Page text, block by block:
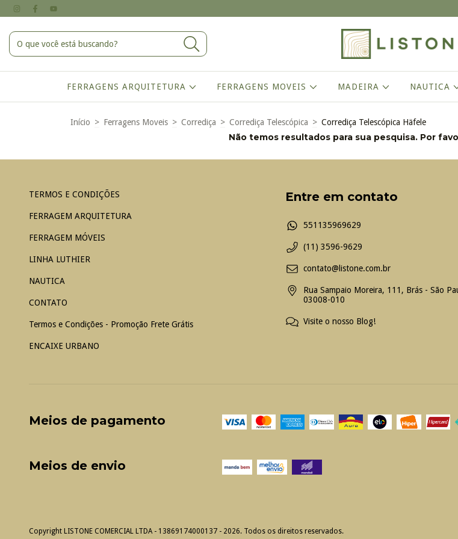
FERRAGENS ARQUITETURA FERRAGENS MOVEIS MADEIRA NAUTICA
Início > Ferragens Moveis > Corrediça > Corrediça Telescópica > Corrediça Telescópica Häfele
Não temos resultados para sua pesquisa. Por
TERMOS E CONDIÇÕES
FERRAGEM ARQUITETURA
FERRAGEM MÓVEIS
LINHA LUTHIER
NAUTICA
CONTATO
Termos e Condições - Promoção Frete Grátis
ENCAIXE URBANO
Entre em contato
551135969629
(11) 3596-9629
contato@listone.com.br
Rua Sampaio Moreira, 111, Brás - São
03008-010
Visite o nosso Blog!
Meios de pagamento
Meios de envio
Copyright LISTONE COMERCIAL LTDA - 13869174000137 - 2026. Todos os direitos reservados.